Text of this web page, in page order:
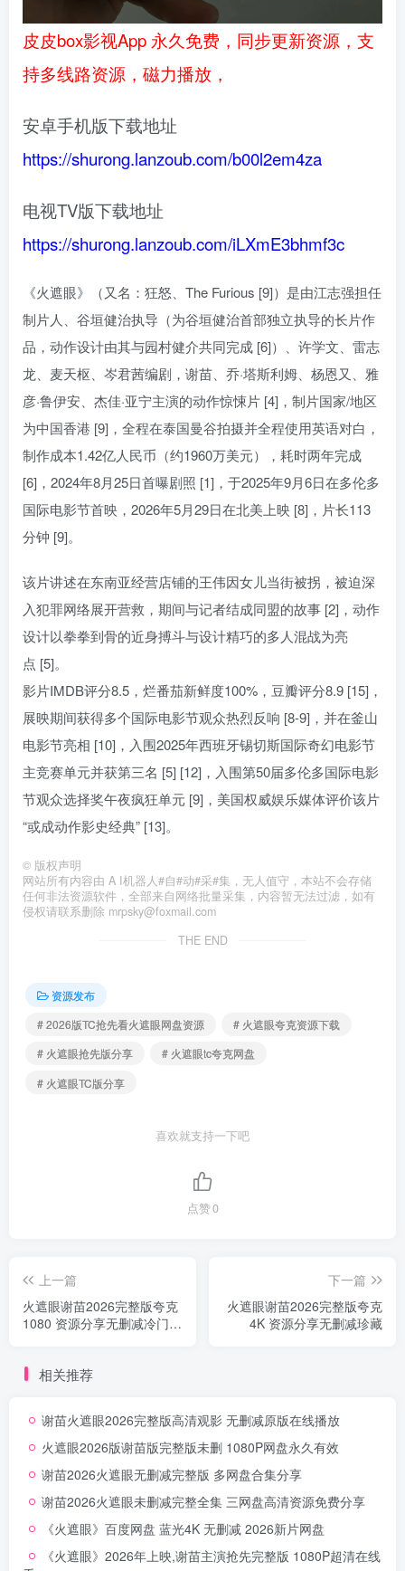
皮皮box影视App 永久免费，同步更新资源，支
持多线路资源，磁力播放，
安卓手机版下载地址
https://shurong.lanzoub.com/b00l2em4za
电视TV版下载地址
https://shurong.lanzoub.com/iLXmE3bhmf3c
《火遮眼》（又名：狂怒、The Furious [9]）是由江志强担任
制片人、谷垣健治执导（为谷垣健治首部独立执导的长片作
品，动作设计由其与园村健介共同完成 [6]）、许学文、雷志
龙、麦天枢、岑君茜编剧，谢苗、乔·塔斯利姆、杨恩又、雅
彦·鲁伊安、杰佳·亚宁主演的动作惊悚片 [4]，制片国家/地区
为中国香港 [9]，全程在泰国曼谷拍摄并全程使用英语对白，
制作成本1.42亿人民币（约1960万美元），耗时两年完成
[6]，2024年8月25日首曝剧照 [1]，于2025年9月6日在多伦多
国际电影节首映，2026年5月29日在北美上映 [8]，片长113
分钟 [9]。
该片讲述在东南亚经营店铺的王伟因女儿当街被拐，被迫深
入犯罪网络展开营救，期间与记者结成同盟的故事 [2]，动作
设计以拳拳到骨的近身搏斗与设计精巧的多人混战为亮
点 [5]。
影片IMDB评分8.5，烂番茄新鲜度100%，豆瓣评分8.9 [15]，
展映期间获得多个国际电影节观众热烈反响 [8-9]，并在釜山
电影节亮相 [10]，入围2025年西班牙锡切斯国际奇幻电影节
主竞赛单元并获第三名 [5] [12]，入围第50届多伦多国际电影
节观众选择奖午夜疯狂单元 [9]，美国权威娱乐媒体评价该片
“或成动作影史经典” [13]。
© 版权声明
网站所有内容由 A I机器人#自#动#采#集，无人值守，本站不会存储
任何非法资源软件，全部来自网络批量采集，内容暂无法过滤，如有
侵权请联系删除 mrpsky@foxmail.com
THE END
资源发布
# 2026版TC抢先看火遮眼网盘资源
# 火遮眼夸克资源下载
# 火遮眼抢先版分享
# 火遮眼tc夸克网盘
# 火遮眼TC版分享
喜欢就支持一下吧
点赞0
上一篇
火遮眼谢苗2026完整版夸克
1080 资源分享无删减冷门宝
下一篇
火遮眼谢苗2026完整版夸克
4K 资源分享无删减珍藏
相关推荐
谢苗火遮眼2026完整版高清观影 无删减原版在线播放
火遮眼2026版谢苗版完整版未删 1080P网盘永久有效
谢苗2026火遮眼无删减完整版 多网盘合集分享
谢苗2026火遮眼未删减完整全集 三网盘高清资源免费分享
《火遮眼》百度网盘 蓝光4K 无删减 2026新片网盘
《火遮眼》2026年上映,谢苗主演抢先完整版 1080P超清在线